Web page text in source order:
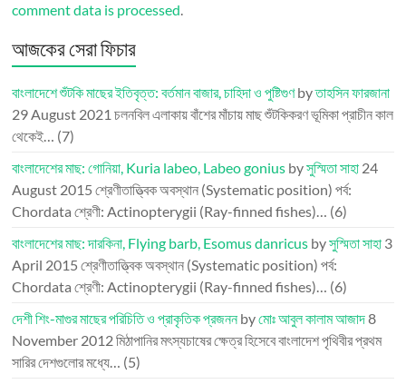
comment data is processed.
আজকের সেরা ফিচার
বাংলাদেশে শুঁটকি মাছের ইতিবৃত্ত: বর্তমান বাজার, চাহিদা ও পুষ্টিগুণbyতাহসিন ফারজানা
29 August 2021 চলনবিল এলাকায় বাঁশের মাঁচায় মাছ শুঁটকিকরণ ভূমিকা প্রাচীন কাল
থেকেই… (7)
বাংলাদেশের মাছ: গোনিয়া, Kuria labeo, Labeo gonius byসুস্মিতা সাহা 24
August 2015 শ্রেণীতাত্ত্বিক অবস্থান (Systematic position) পর্ব:
Chordata শ্রেণী: Actinopterygii (Ray-finned fishes)… (6)
বাংলাদেশের মাছ: দারকিনা, Flying barb, Esomus danricus byসুস্মিতা সাহা 3
April 2015 শ্রেণীতাত্ত্বিক অবস্থান (Systematic position) পর্ব:
Chordata শ্রেণী: Actinopterygii (Ray-finned fishes)… (6)
দেশী শিং-মাগুর মাছের পরিচিতি ও প্রাকৃতিক প্রজননbyমোঃ আবুল কালাম আজাদ8
November 2012মিঠাপানির মৎস্যচাষের ক্ষেত্র হিসেবে বাংলাদেশ পৃথিবীর প্রথম
সারির দেশগুলোর মধ্যে… (5)